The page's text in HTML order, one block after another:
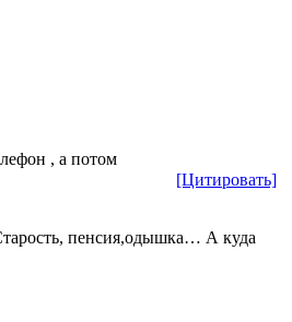
[Цитировать]
, а потом
пенсия,одышка… А куда